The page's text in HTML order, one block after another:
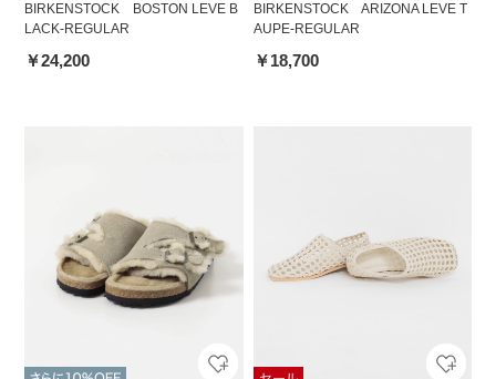
BIRKENSTOCK BOSTON LEVE B
LACK-REGULAR
￥24,200
BIRKENSTOCK ARIZONA LEVE T
AUPE-REGULAR
￥18,700